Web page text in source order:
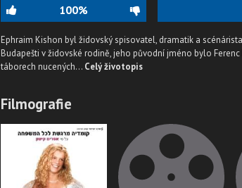
100%
Ephraim Kishon byl židovský spisovatel, dramatik a
Budapešti v židovské rodině, jeho původní jméno bylo
táborech nucených... Celý životopis
Filmografie